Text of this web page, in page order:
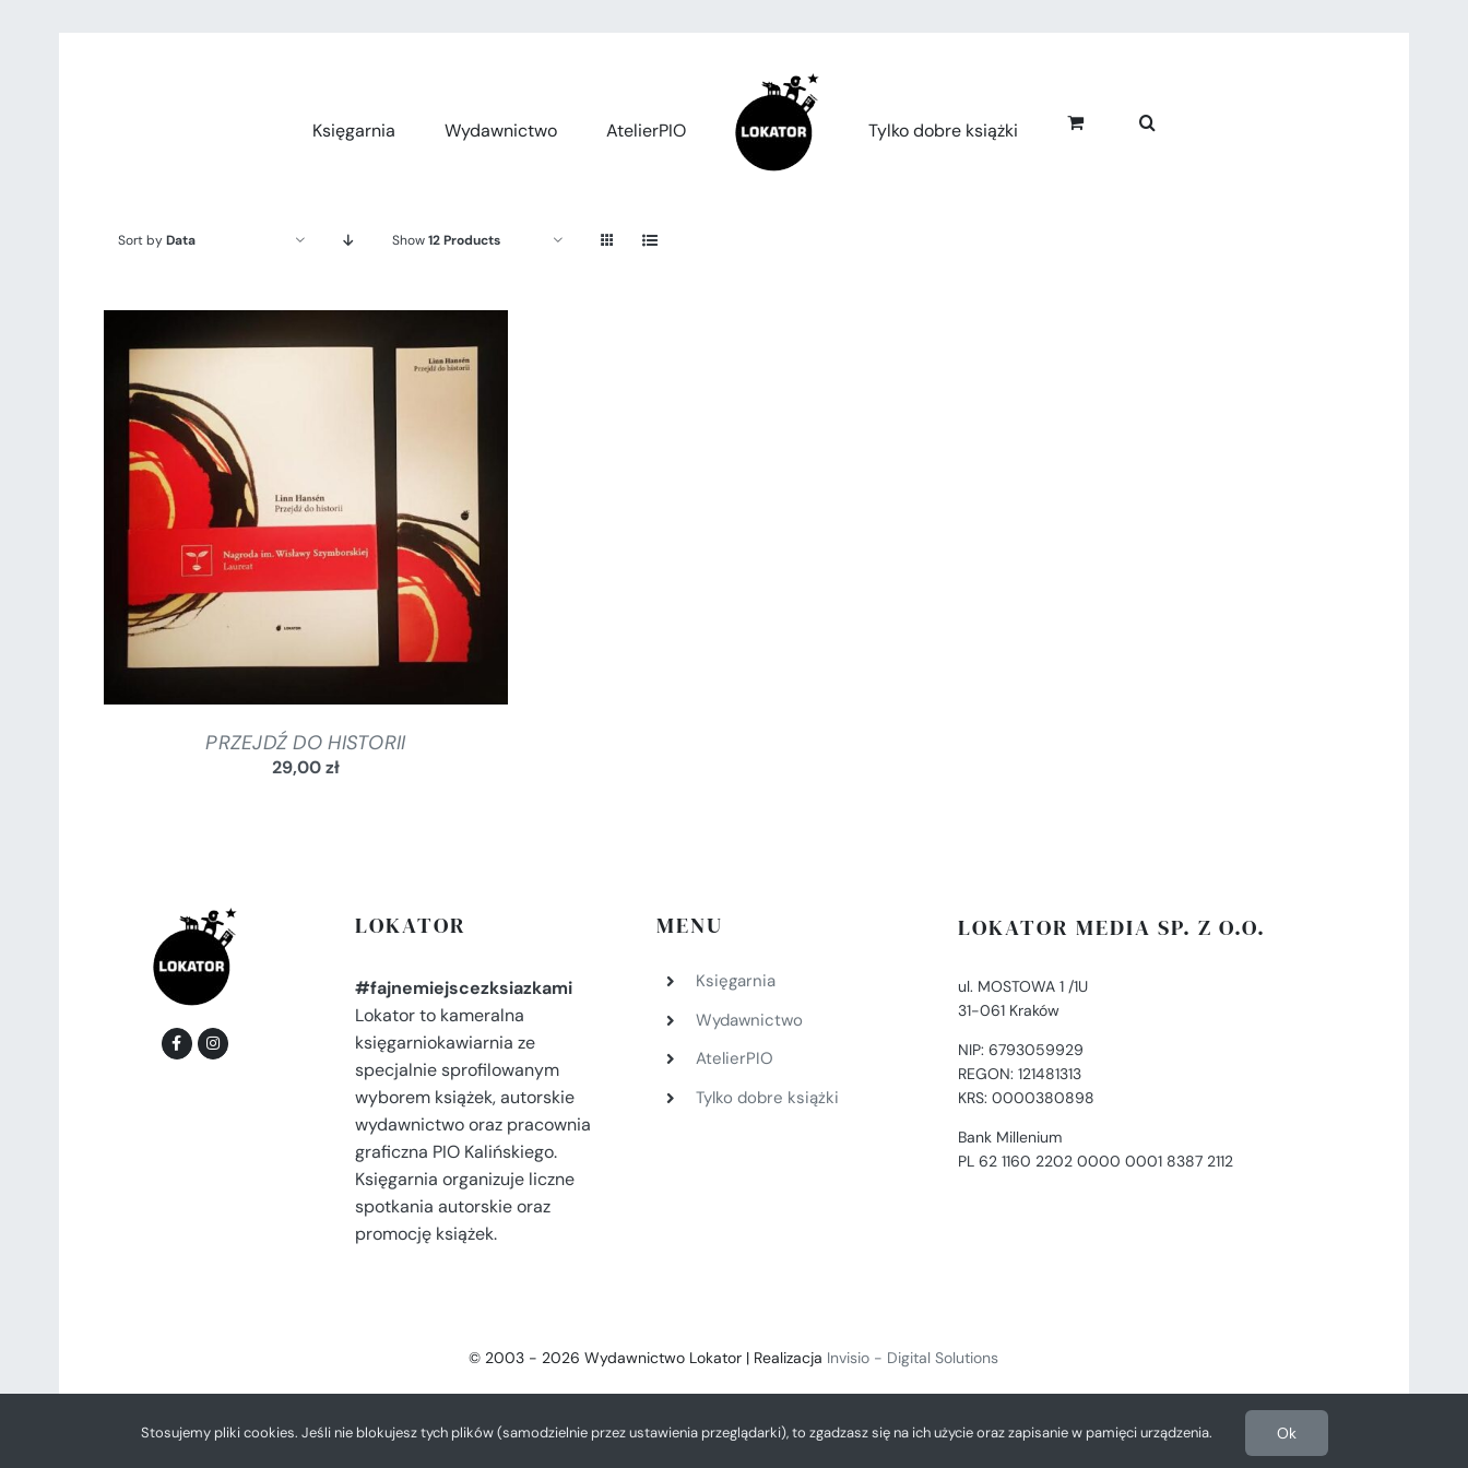
Księgarnia
Wydawnictwo AtelierPIO Tylko dobre książki
Sort byData Show12 Products
DODAJ DO KOSZYKA / SZCZEGÓŁY
PRZEJDŹ DO HISTORII
29,00zł
LOKATOR
#fajnemiejscezksiazkami
Lokator to kameralna
księgarniokawiarnia ze
specjalnie sprofilowanym
wyborem książek, autorskie
wydawnictwo oraz pracownia
graficzna PIO Kalińskiego.
Księgarnia organizuje liczne
spotkania autorskie oraz
promocję książek.
MENU
Księgarnia
Wydawnictwo
AtelierPIO
Tylko dobre książki
LOKATOR MEDIA SP. Z O.O.
ul. MOSTOWA 1 /1U
31-061 Kraków
NIP: 6793059929
REGON: 121481313
KRS: 0000380898
Bank Millenium
PL 62 1160 2202 0000 0001 8387 2112
© 2003 - 2026 Wydawnictwo Lokator | Realizacja Invisio - Digital Solutions
Stosujemy pliki cookies. Jeśli nie blokujesz tych plików (samodzielnie przez ustawienia przeglądarki), to zgadzasz się na ich użycie oraz zapisanie w pamięci urządzenia. Ok